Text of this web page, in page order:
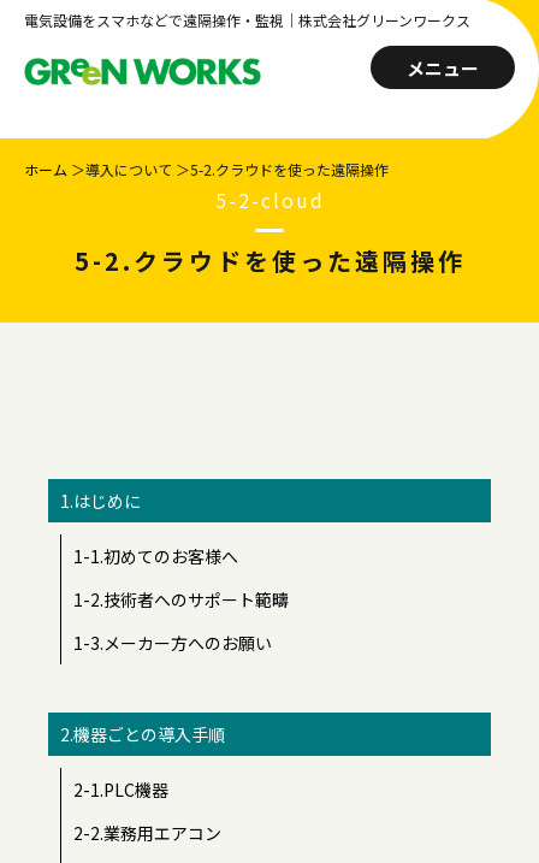
電気設備をスマホなどで遠隔操作・監視｜株式会社グリーンワークス
メニュー
ホーム ＞導入について ＞5-2.クラウドを使った遠隔操作
5-2-cloud
5-2.クラウドを使った遠隔操作
1.はじめに
1-1.初めてのお客様へ
1-2.技術者へのサポート範疇
1-3.メーカー方へのお願い
2.機器ごとの導入手順
2-1.PLC機器
2-2.業務用エアコン